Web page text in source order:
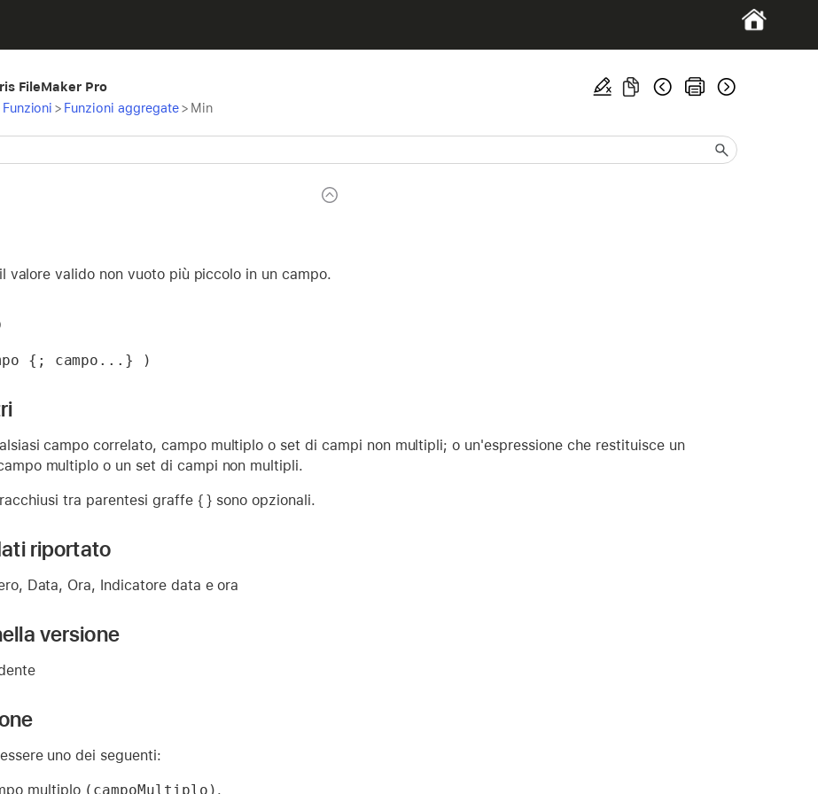
FileMaker Pro
Funzioni > Funzioni aggregate> Min
valore valido non vuoto più piccolo in un campo.
{; campo...} )
campo correlato, campo multiplo o set di campi non multipli; o un'espressione che restituisce un
multiplo o un set di campi non multipli.
tra parentesi graffe { } sono opzionali.
riportato
Data, Ora, Indicatore data e ora
versione
uno dei seguenti:
multiplo (campoMultiplo) .